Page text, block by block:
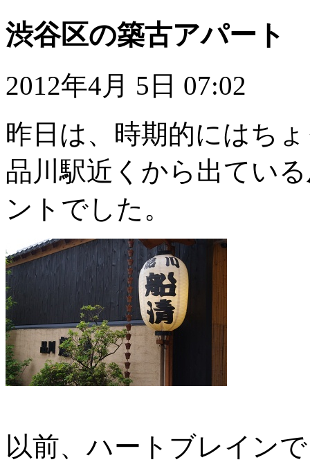
渋谷区の築古アパート
2012年4月 5日 07:02
昨日は、時期的にはち
品川駅近くから出ている
ントでした。
以前、ハートブレイン